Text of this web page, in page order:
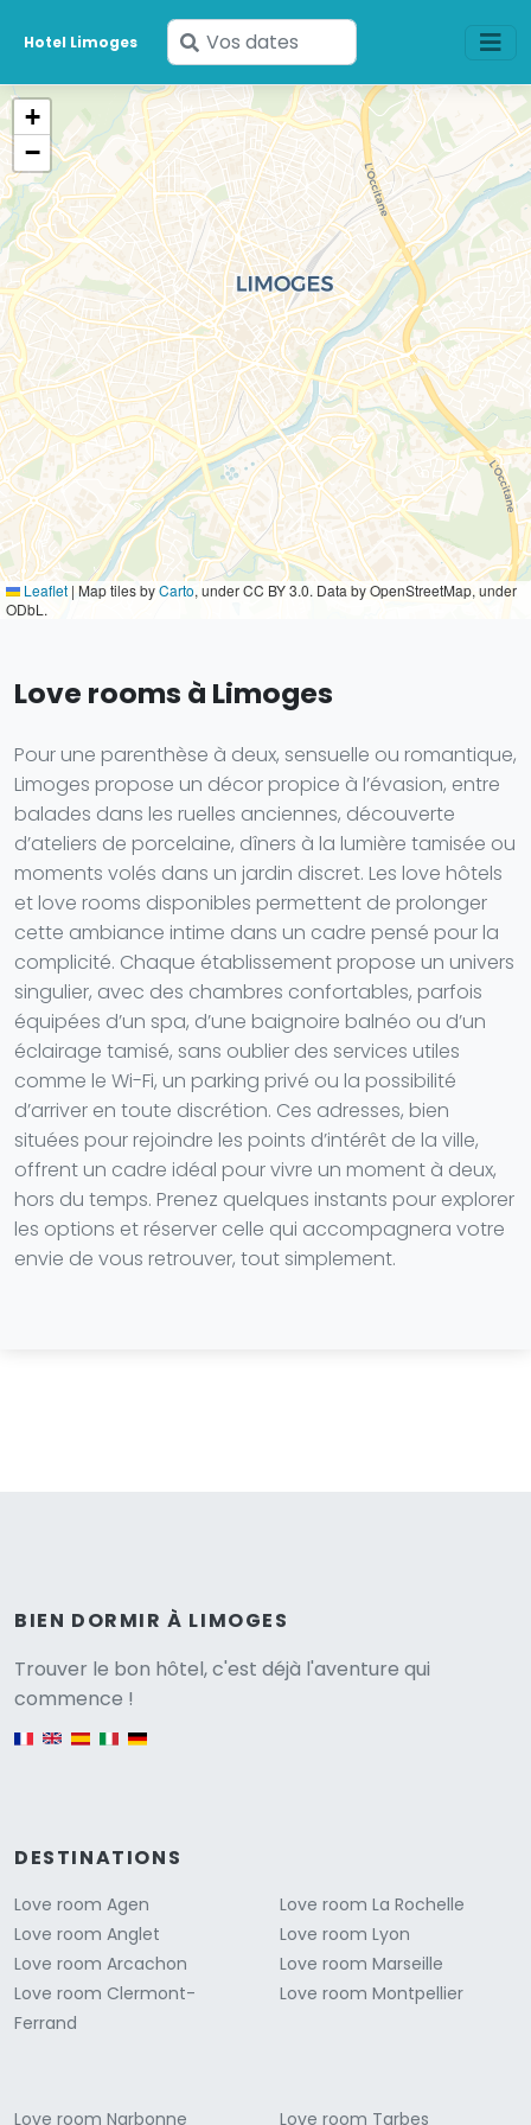
Hotel Limoges
Saisissez
vos
dates
+
−
Leaflet | Map tiles byCarto, under CC BY 3.0. Data by OpenStreetMap, under
ODbL.
Love rooms à Limoges
Pour une parenthèse à deux, sensuelle ou romantique,
Limoges propose un décor propice à l’évasion, entre
balades dans les ruelles anciennes, découverte
d’ateliers de porcelaine, dîners à la lumière tamisée ou
moments volés dans un jardin discret. Les love hôtels
et love rooms disponibles permettent de prolonger
cette ambiance intime dans un cadre pensé pour la
complicité. Chaque établissement propose un univers
singulier, avec des chambres confortables, parfois
équipées d’un spa, d’une baignoire balnéo ou d’un
éclairage tamisé, sans oublier des services utiles
comme le Wi-Fi, un parking privé ou la possibilité
d’arriver en toute discrétion. Ces adresses, bien
situées pour rejoindre les points d’intérêt de la ville,
offrent un cadre idéal pour vivre un moment à deux,
hors du temps. Prenez quelques instants pour explorer
les options et réserver celle qui accompagnera votre
envie de vous retrouver, tout simplement.
BIEN DORMIR À LIMOGES
Trouver le bon hôtel, c'est déjà l'aventure qui
commence !
DESTINATIONS
Love room Agen
Love room Anglet
Love room Arcachon
Love room Clermont-
Ferrand
Love room La Rochelle
Love room Lyon
Love room Marseille
Love room Montpellier
Love room Narbonne Love room Tarbes